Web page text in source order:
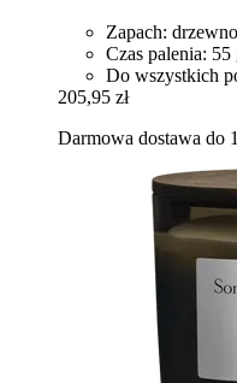
Zapach:
Czas palenia: 55
Do wszystkich
205,95 zł
Darmowa dostawa do